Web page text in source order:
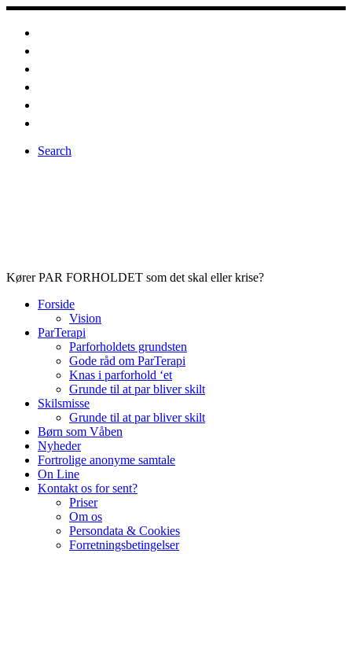
Fortsæt
Search
Kører PAR FORHOLDET som det skal eller krise?
Forside
Vision
ParTerapi
Parforholdets grundsten
Gode råd om ParTerapi
Knas i parforhold ‘et
Grunde til at par bliver skilt
Skilsmisse
Grunde til at par bliver skilt
Børn som Våben
Nyheder
Fortrolige anonyme samtale
On Line
Kontakt os for sent?
Priser
Om os
Persondata & Cookies
Forretningsbetingelser